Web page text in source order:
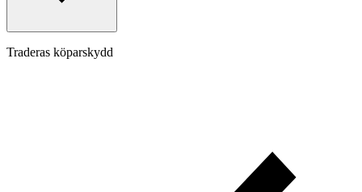
Traderas köparskydd